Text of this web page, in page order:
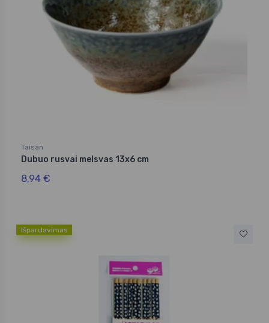
Taisan
Dubuo rusvai melsvas 13x6 cm
8,94 €
Išpardavimas